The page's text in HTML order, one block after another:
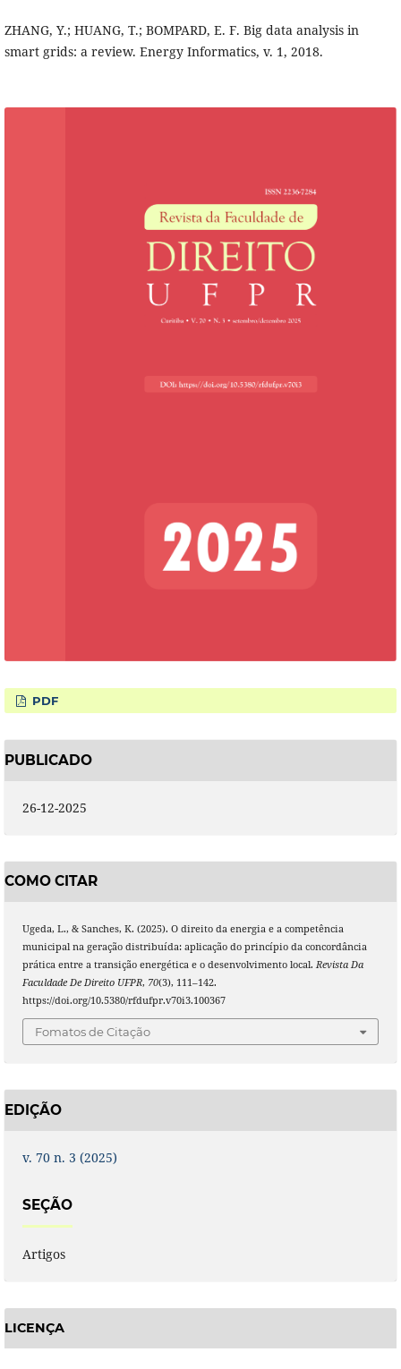
ZHANG, Y.; HUANG, T.; BOMPARD, E. F. Big data analysis in
smart grids: a review. Energy Informatics, v. 1, 2018.
PDF
PUBLICADO
26-12-2025
COMO CITAR
Ugeda, L., & Sanches, K. (2025). O direito da energia e a competência
municipal na geração distribuída: aplicação do princípio da concordância
prática entre a transição energética e o desenvolvimento local. Revista Da
Faculdade De Direito UFPR, 70(3), 111–142.
https://doi.org/10.5380/rfdufpr.v70i3.100367
Fomatos de Citação
EDIÇÃO
v. 70 n. 3 (2025)
SEÇÃO
Artigos
LICENÇA